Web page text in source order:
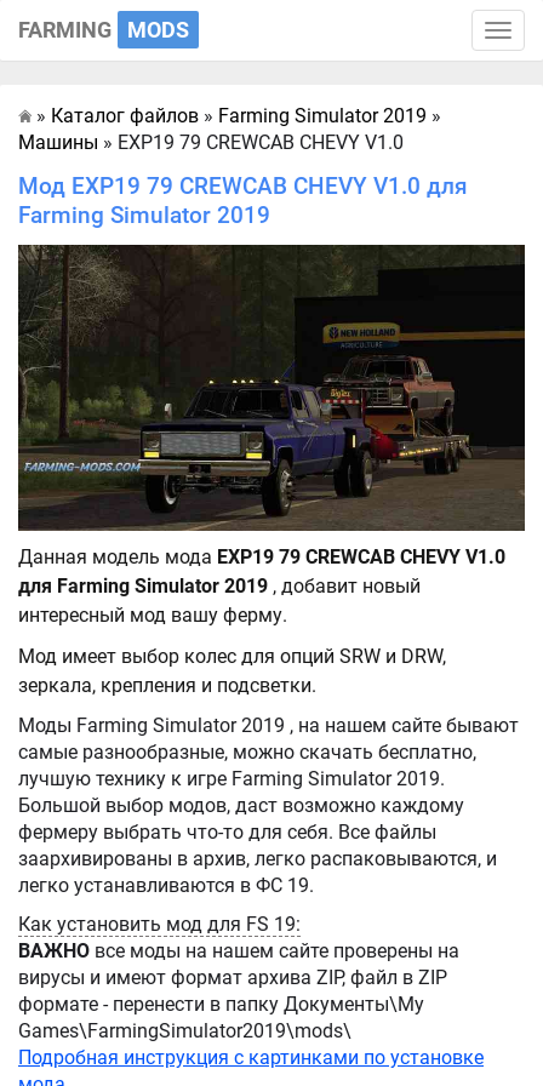
Toggle
FARMING MODS
Главная
» Каталог файлов » Farming Simulator 2019 »
Машины » EXP19 79 CREWCAB CHEVY V1.0
Мод EXP19 79 CREWCAB CHEVY V1.0 для
Farming Simulator 2019
Данная модель мода EXP19 79 CREWCAB CHEVY V1.0
для Farming Simulator 2019 , добавит новый
интересный мод вашу ферму.
Мод имеет выбор колес для опций SRW и DRW,
зеркала, крепления и подсветки.
Моды Farming Simulator 2019 , на нашем сайте бывают
самые разнообразные, можно скачать бесплатно,
лучшую технику к игре Farming Simulator 2019.
Большой выбор модов, даст возможно каждому
фермеру выбрать что-то для себя. Все файлы
заархивированы в архив, легко распаковываются, и
легко устанавливаются в ФС 19.
Как установить мод для FS 19:
ВАЖНО все моды на нашем сайте проверены на
вирусы и имеют формат архива ZIP, файл в ZIP
формате - перенести в папку Документы\My
Games\FarmingSimulator2019\mods\
Подробная инструкция с картинками по установке